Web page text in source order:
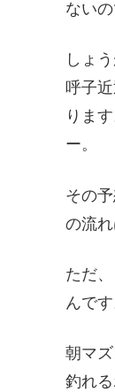
ない
しょ
呼子
りま
ー。
その
の流
ただ
んで
朝マ
釣れ